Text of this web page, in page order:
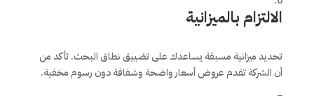
الالتزام بالميزانية
تحديد ميزانية مسبقة يساعدك على تضييق نطاق البحث. تأكد من
أن الشركة تقدم عروض أسعار واضحة وشفافة دون رسوم مخفية.